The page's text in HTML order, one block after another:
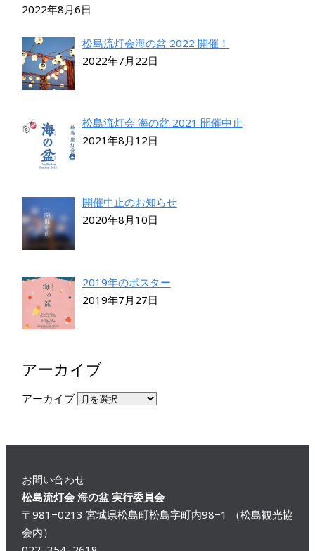
2022年8月6日
松島流灯会海の盆 2022 開催！
2022年7月22日
松島流灯会 海の盆 2021 開催中止
2021年8月12日
開催中止のお知らせ
2020年8月10日
2019年のポスター
2019年7月27日
アーカイブ
アーカイブ
お問い合わせ
松島流灯会 海の盆 実行委員会
〒981−0213 宮城県松島町松島字町内98−1 （松島観光協
会内）